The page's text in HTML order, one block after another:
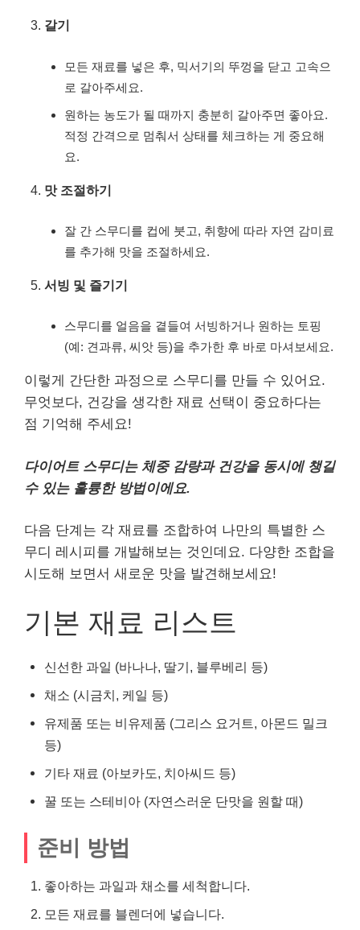
갈기
모든 재료를 넣은 후, 믹서기의 뚜껑을 닫고 고속으
로 갈아주세요.
원하는 농도가 될 때까지 충분히 갈아주면 좋아요.
적정 간격으로 멈춰서 상태를 체크하는 게 중요해
요.
맛 조절하기
잘 간 스무디를 컵에 붓고, 취향에 따라 자연 감미료
를 추가해 맛을 조절하세요.
서빙 및 즐기기
스무디를 얼음을 곁들여 서빙하거나 원하는 토핑
(예: 견과류, 씨앗 등)을 추가한 후 바로 마셔보세요.
이렇게 간단한 과정으로 스무디를 만들 수 있어요.
무엇보다, 건강을 생각한 재료 선택이 중요하다는
점 기억해 주세요!
다이어트 스무디는 체중 감량과 건강을 동시에 챙길
수 있는 훌륭한 방법이에요.
다음 단계는 각 재료를 조합하여 나만의 특별한 스
무디 레시피를 개발해보는 것인데요. 다양한 조합을
시도해 보면서 새로운 맛을 발견해보세요!
기본 재료 리스트
신선한 과일 (바나나, 딸기, 블루베리 등)
채소 (시금치, 케일 등)
유제품 또는 비유제품 (그리스 요거트, 아몬드 밀크
등)
기타 재료 (아보카도, 치아씨드 등)
꿀 또는 스테비아 (자연스러운 단맛을 원할 때)
준비 방법
좋아하는 과일과 채소를 세척합니다.
모든 재료를 블렌더에 넣습니다.